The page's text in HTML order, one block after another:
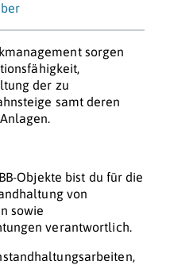
sorgen
der zu
samt deren
Objekte bist du für die
von
sowie
verantwortlich.